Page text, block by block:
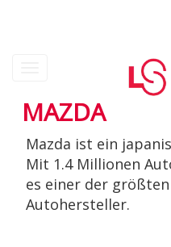
User
account
menu
aktivieren/deaktivieren
MAZDA
Mazda ist ein
Mit 1.4 Millionen
es einer der
Autohersteller.